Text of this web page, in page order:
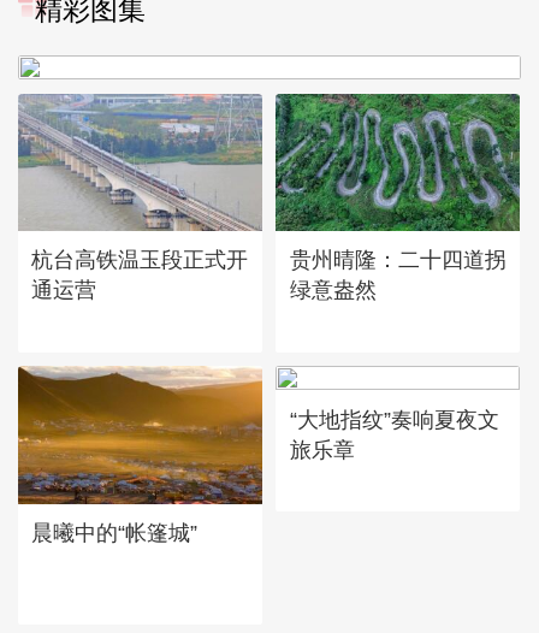
精彩图集
广西昭平: 高山秋茶采摘忙
杭台高铁温玉段正式开
通运营
贵州晴隆：二十四道拐
绿意盎然
晨曦中的“帐篷城”
“大地指纹”奏响夏夜文
旅乐章